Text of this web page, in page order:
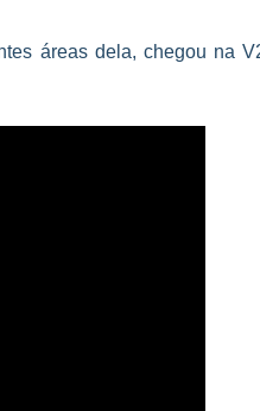
áreas dela, chegou na